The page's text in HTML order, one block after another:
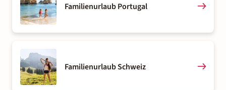
Familienurlaub Portugal
Familienurlaub Schweiz